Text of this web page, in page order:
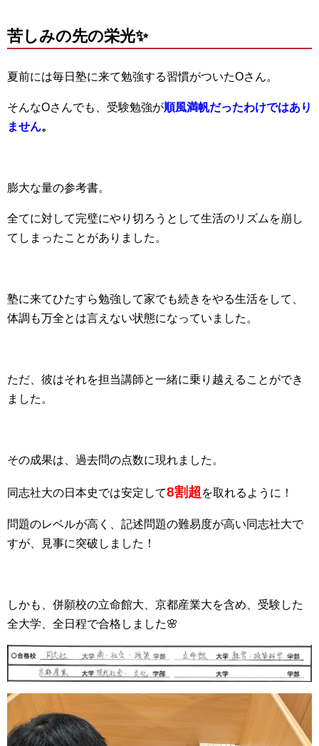
苦しみの先の栄光✨
夏前には毎日塾に来て勉強する習慣がついたOさん。
そんなOさんでも、受験勉強が順風満帆だったわけではあり
ません。
膨大な量の参考書。
全てに対して完璧にやり切ろうとして生活のリズムを崩し
てしまったことがありました。
塾に来てひたすら勉強して家でも続きをやる生活をして、
体調も万全とは言えない状態になっていました。
ただ、彼はそれを担当講師と一緒に乗り越えることができ
ました。
その成果は、過去問の点数に現れました。
同志社大の日本史では安定して8割超を取れるように！
問題のレベルが高く、記述問題の難易度が高い同志社大で
すが、見事に突破しました！
しかも、併願校の立命館大、京都産業大を含め、受験した
全大学、全日程で合格しました🌸